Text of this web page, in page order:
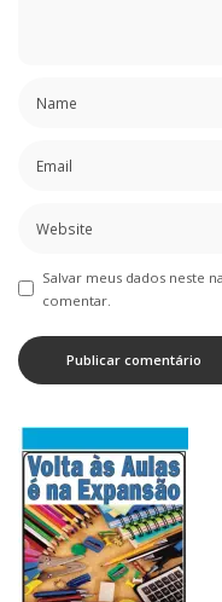
Salvar meus dados neste
comentar.